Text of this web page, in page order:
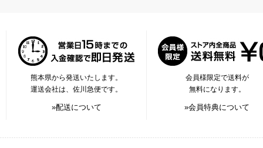
熊本県から発送いたします。
運送会社は、佐川急便です。
»配送について
会員様限定で送料が
無料になります。
»会員特典について